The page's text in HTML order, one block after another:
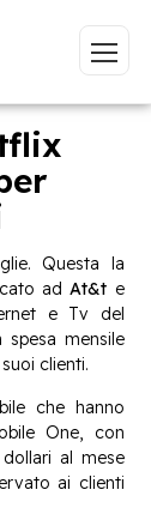
Questa la
adAt&t e
e Tv del
mensile
clienti.
che hanno
One, con
al mese
ai clienti